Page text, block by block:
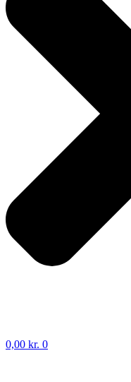
0,00 kr. 0